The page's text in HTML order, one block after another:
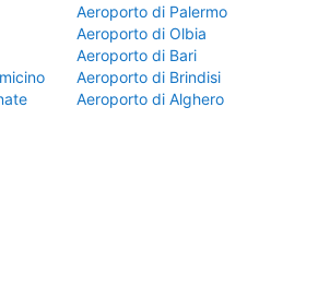
Aeroporto di Palermo
Aeroporto di Olbia
Aeroporto di Bari
Aeroporto di Brindisi
Aeroporto di Alghero